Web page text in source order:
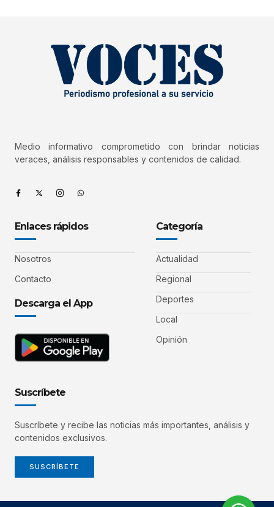
Medio informativo comprometido con brindar noticias
veraces, análisis responsables y contenidos de calidad.
Enlaces rápidos
Nosotros
Contacto
Descarga el App
Categoría
Actualidad
Regional
Deportes
Local
Opinión
Suscríbete
Suscríbete y recibe las noticias más importantes, análisis y
contenidos exclusivos.
SUSCRÍBETE